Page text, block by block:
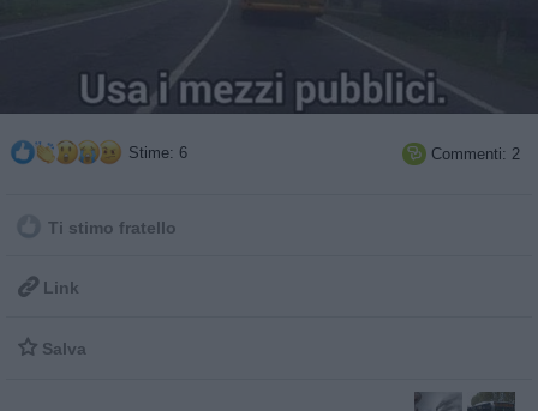
Stime: 6  Commenti: 2
Ti stimo fratello
 Link
 Salva